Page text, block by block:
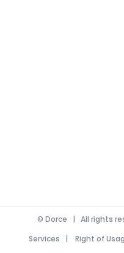
© Dorce | All rights
Services | Right of